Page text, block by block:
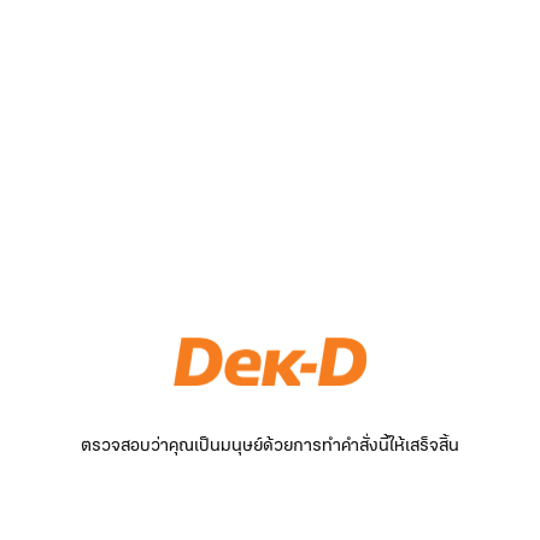
ตรวจสอบว่าคุณเป็นมนุษย์ด้วยการทำคำสั่งนี้ให้เสร็จสิ้น